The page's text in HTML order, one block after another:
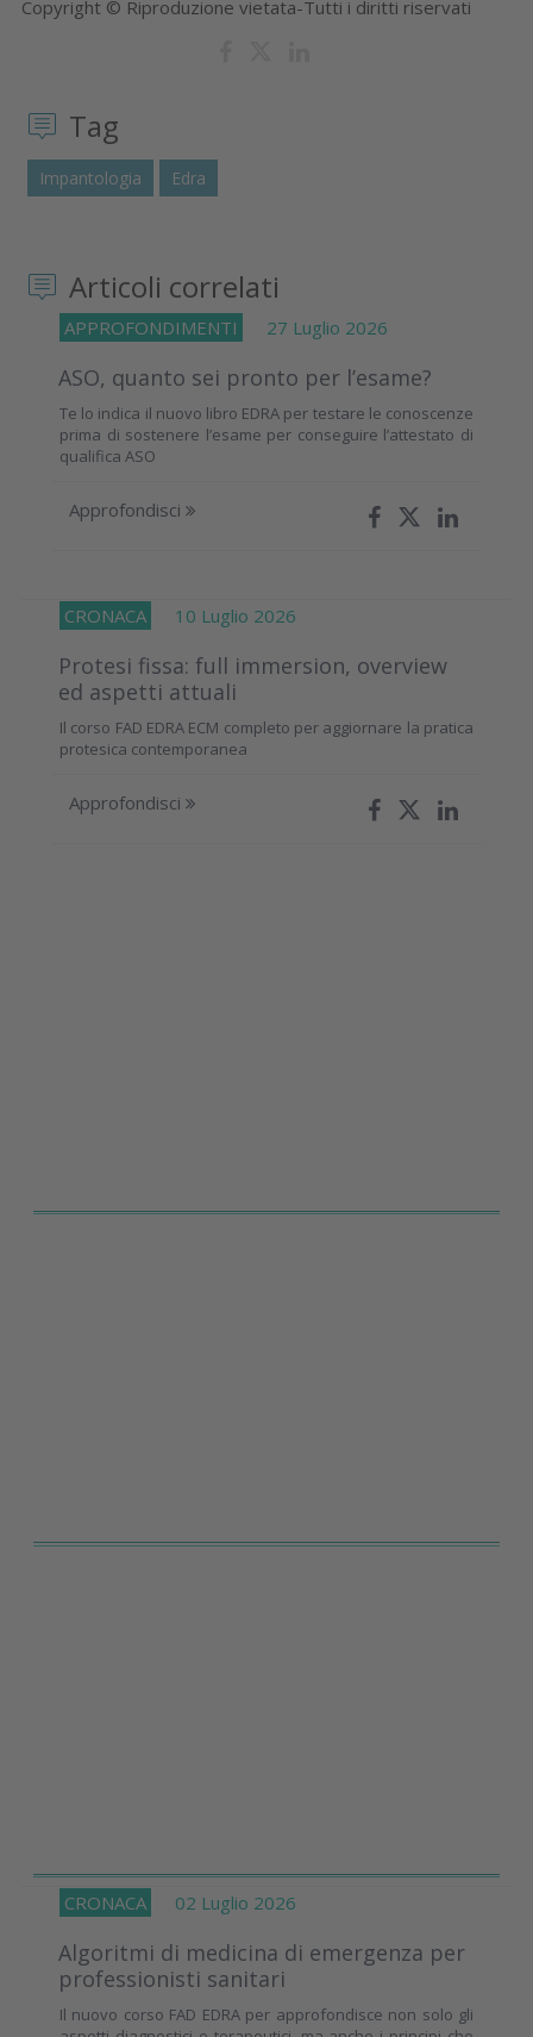
Copyright © Riproduzione vietata-Tutti i diritti riservati
Tag
Impantologia Edra
Articoli correlati
APPROFONDIMENTI 27 Luglio 2026
ASO, quanto sei pronto per l’esame?
Te lo indica il nuovo libro EDRA per testare le conoscenze
prima di sostenere l’esame per conseguire l’attestato di
qualifica ASO
Approfondisci
CRONACA 10 Luglio 2026
Protesi fissa: full immersion, overview
ed aspetti attuali
Il corso FAD EDRA ECM completo per aggiornare la pratica
protesica contemporanea
Approfondisci
CRONACA 02 Luglio 2026
Algoritmi di medicina di emergenza per
professionisti sanitari
Il nuovo corso FAD EDRA per approfondisce non solo gli